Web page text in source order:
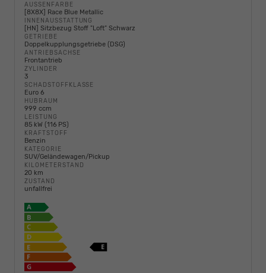
AUSSENFARBE
[8X8X] Race Blue Metallic
INNENAUSSTATTUNG
[HN] Sitzbezug Stoff "Loft" Schwarz
GETRIEBE
Doppelkupplungsgetriebe (DSG)
ANTRIEBSACHSE
Frontantrieb
ZYLINDER
3
SCHADSTOFFKLASSE
Euro 6
HUBRAUM
999 ccm
LEISTUNG
85 kW (116 PS)
KRAFTSTOFF
Benzin
KATEGORIE
SUV/Geländewagen/Pickup
KILOMETERSTAND
20 km
ZUSTAND
unfallfrei